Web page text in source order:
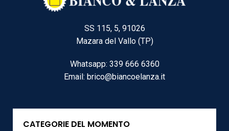
SS 115, 5, 91026
Mazara del Vallo (TP)
Whatsapp: 339 666 6360
Email: brico@biancoelanza.it
CATEGORIE DEL MOMENTO